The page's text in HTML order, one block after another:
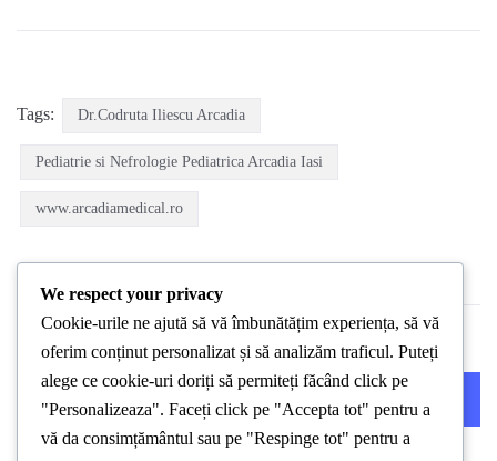
Tags: Dr.Codruta Iliescu Arcadia
Pediatrie si Nefrologie Pediatrica Arcadia Iasi
www.arcadiamedical.ro
PREVIOUS POST NEXT POST
We respect your privacy
Cookie-urile ne ajută să vă îmbunătățim experiența, să vă
oferim conținut personalizat și să analizăm traficul. Puteți
alege ce cookie-uri doriți să permiteți făcând click pe
"Personalizeaza". Faceți click pe "Accepta tot" pentru a
vă da consimțământul sau pe "Respinge tot" pentru a